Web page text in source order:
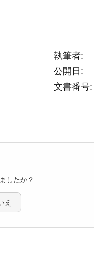
執筆者
公開日
文書番号
したか？
え